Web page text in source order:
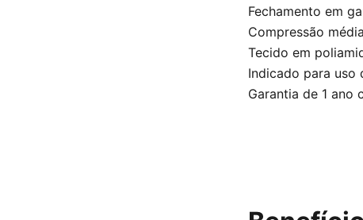
Fechamento em
Compressão
Tecido em
Indicado para uso
Garantia de 1 ano